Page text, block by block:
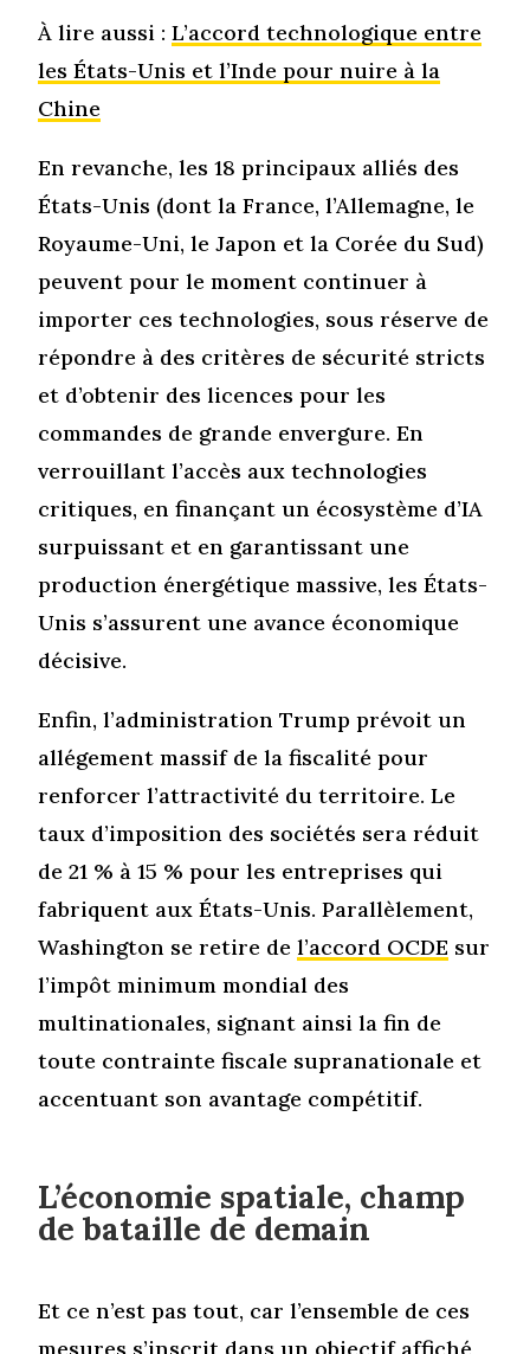
À lire aussi :L’accord technologique entre
les États-Unis et l’Inde pour nuire à la
Chine
En revanche, les 18 principaux alliés des
États-Unis (dont la France, l’Allemagne, le
Royaume-Uni, le Japon et la Corée du Sud)
peuvent pour le moment continuer à
importer ces technologies, sous réserve de
répondre à des critères de sécurité stricts
et d’obtenir des licences pour les
commandes de grande envergure. En
verrouillant l’accès aux technologies
critiques, en finançant un écosystème d’IA
surpuissant et en garantissant une
production énergétique massive, les États-
Unis s’assurent une avance économique
décisive.
Enfin, l’administration Trump prévoit un
allégement massif de la fiscalité pour
renforcer l’attractivité du territoire. Le
taux d’imposition des sociétés sera réduit
de 21 % à 15 % pour les entreprises qui
fabriquent aux États-Unis. Parallèlement,
Washington se retire del’accord OCDE sur
l’impôt minimum mondial des
multinationales, signant ainsi la fin de
toute contrainte fiscale supranationale et
accentuant son avantage compétitif.
L’économie spatiale, champ
de bataille de demain
Et ce n’est pas tout, car l’ensemble de ces
mesures s’inscrit dans un objectif affiché